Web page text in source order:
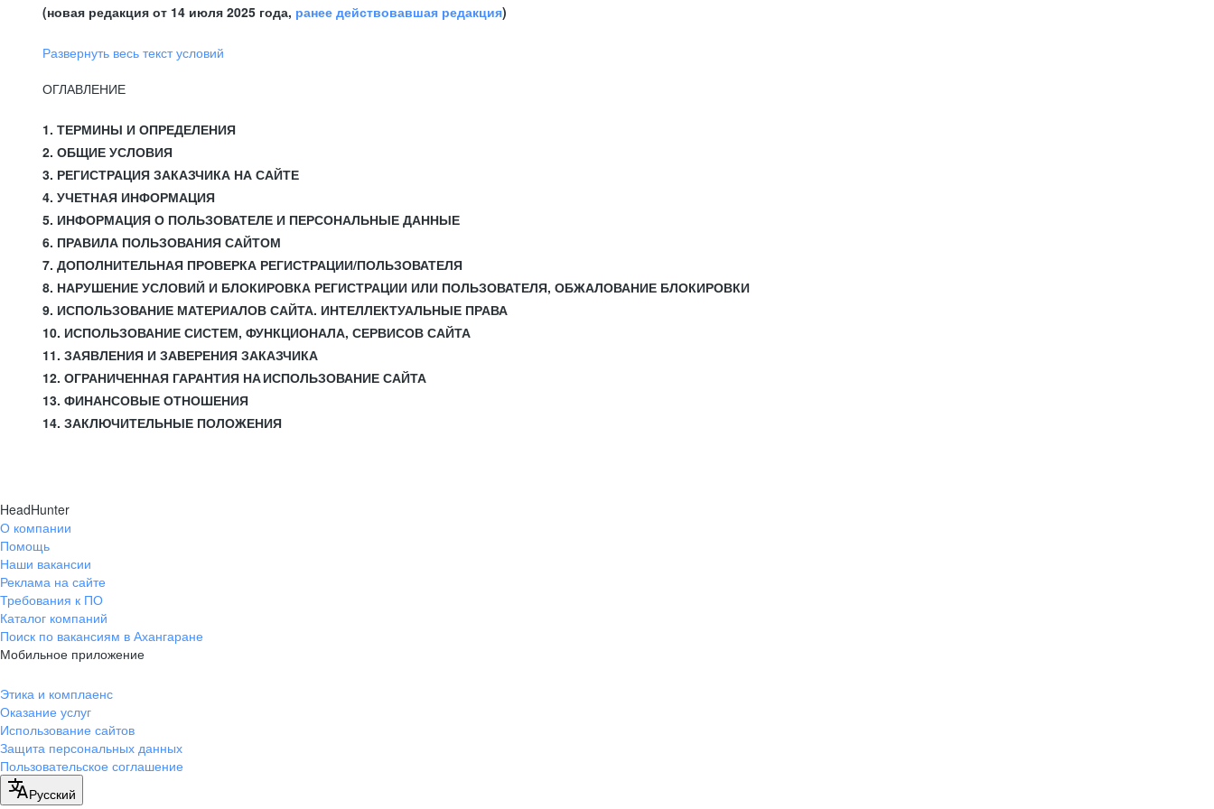
(новая редакция от 14 июля 2025 года, ранее действовавшая редакция)
Развернуть весь текст условий
ОГЛАВЛЕНИЕ
1. ТЕРМИНЫ И ОПРЕДЕЛЕНИЯ
2. ОБЩИЕ УСЛОВИЯ
3. РЕГИСТРАЦИЯ ЗАКАЗЧИКА НА САЙТЕ
4. УЧЕТНАЯ ИНФОРМАЦИЯ
5. ИНФОРМАЦИЯ О ПОЛЬЗОВАТЕЛЕ И ПЕРСОНАЛЬНЫЕ ДАННЫЕ
6. ПРАВИЛА ПОЛЬЗОВАНИЯ САЙТОМ
7. ДОПОЛНИТЕЛЬНАЯ ПРОВЕРКА РЕГИСТРАЦИИ/ПОЛЬЗОВАТЕЛЯ
8. НАРУШЕНИЕ УСЛОВИЙ И БЛОКИРОВКА РЕГИСТРАЦИИ ИЛИ ПОЛЬЗОВАТЕЛЯ, ОБЖАЛОВАНИЕ БЛОКИРОВКИ
9. ИСПОЛЬЗОВАНИЕ МАТЕРИАЛОВ САЙТА. ИНТЕЛЛЕКТУАЛЬНЫЕ ПРАВА
10. ИСПОЛЬЗОВАНИЕ СИСТЕМ, ФУНКЦИОНАЛА, СЕРВИСОВ САЙТА
11. ЗАЯВЛЕНИЯ И ЗАВЕРЕНИЯ ЗАКАЗЧИКА
12. ОГРАНИЧЕННАЯ ГАРАНТИЯ НА ИСПОЛЬЗОВАНИЕ САЙТА
13. ФИНАНСОВЫЕ ОТНОШЕНИЯ
14. ЗАКЛЮЧИТЕЛЬНЫЕ ПОЛОЖЕНИЯ
HeadHunter
О компании
Помощь
Наши вакансии
Реклама на сайте
Требования к ПО
Каталог компаний
Поиск по вакансиям в Ахангаране
Мобильное приложение
Этика и комплаенс
Оказание услуг
Использование сайтов
Защита персональных данных
Пользовательское соглашение
Русский